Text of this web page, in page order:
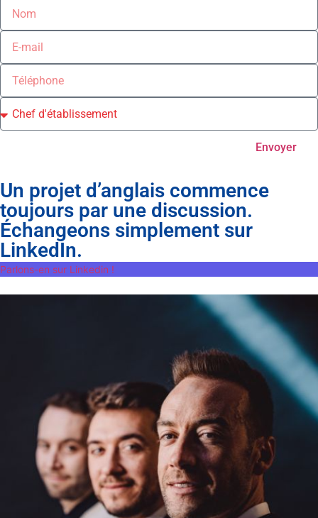
Envoyer
Un projet d’anglais commence
toujours par une discussion.
Échangeons simplement sur
LinkedIn.
Parlons-en sur Linkedin !